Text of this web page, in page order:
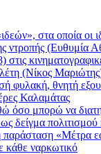
στα οποία οι
ντροπής (Ευθυμία
(Νίκος
φυλακή, θνητή
Καλαμάτας
όσο μπορώ να
δείγμα
«Μέτρα
κάθε ναρκωτικό